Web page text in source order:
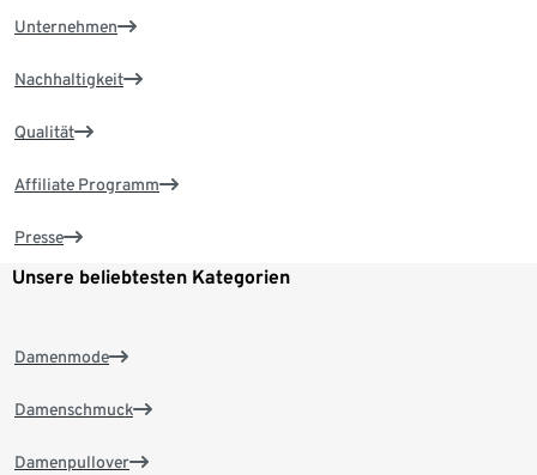
Unternehmen
Nachhaltigkeit
Qualität
Affiliate Programm
Presse
Unsere beliebtesten Kategorien
Damenmode
Damenschmuck
Damenpullover